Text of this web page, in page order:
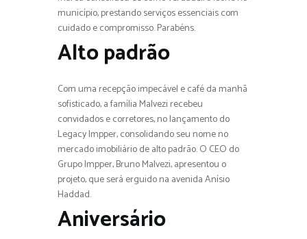
município, prestando serviços essenciais com
cuidado e compromisso. Parabéns.
Alto padrão
Com uma recepção impecável e café da manhã
sofisticado, a família Malvezi recebeu
convidados e corretores, no lançamento do
Legacy Impper, consolidando seu nome no
mercado imobiliário de alto padrão. O CEO do
Grupo Impper, Bruno Malvezi, apresentou o
projeto, que será erguido na avenida Anísio
Haddad.
Aniversário